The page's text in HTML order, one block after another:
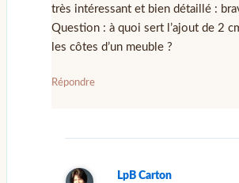
très intéressant et bien détaillé :
Question : à quoi sert l’ajout de 2
les côtes d’un meuble ?
Répondre
LpB Carton